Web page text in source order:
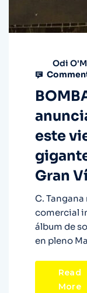
Odi
este
Gran
C.
comercial
álbum de
en pleno
Read
More